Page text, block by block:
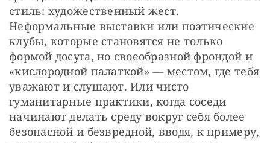
стиль: художественный жест.
Неформальные выставки или поэтические
клубы, которые становятся не только
формой досуга, но своеобразной фрондой и
«кислородной палаткой» — местом, где тебя
уважают и слушают. Или чисто
гуманитарные практики, когда соседи
начинают делать среду вокруг себя более
безопасной и безвредной, вводя, к примеру,